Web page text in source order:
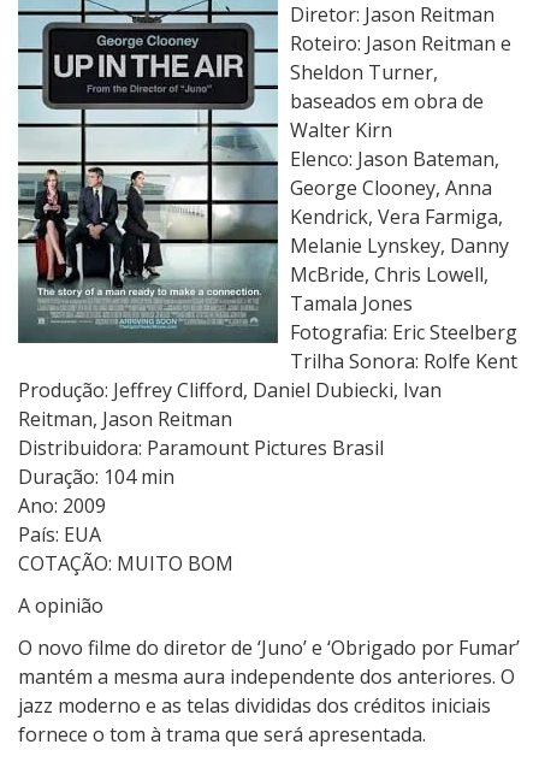
r
S
e
E
s
c
l
s
Diretor: Jason Reitman
Roteiro: Jason Reitman e
Sheldon Turner,
baseados em obra de
Walter Kirn
Elenco: Jason Bateman,
George Clooney, Anna
Kendrick, Vera Farmiga,
Melanie Lynskey, Danny
McBride, Chris Lowell,
Tamala Jones
Fotografia: Eric Steelberg
Trilha Sonora: Rolfe Kent
Produção: Jeffrey Clifford, Daniel Dubiecki, Ivan
Reitman, Jason Reitman
Distribuidora: Paramount Pictures Brasil
Duração: 104 min
Ano: 2009
País: EUA
COTAÇÃO: MUITO BOM
A opinião
O novo filme do diretor de ‘Juno’ e ‘Obrigado por Fumar’
mantém a mesma aura independente dos anteriores. O
jazz moderno e as telas divididas dos créditos iniciais
fornece o tom à trama que será apresentada.